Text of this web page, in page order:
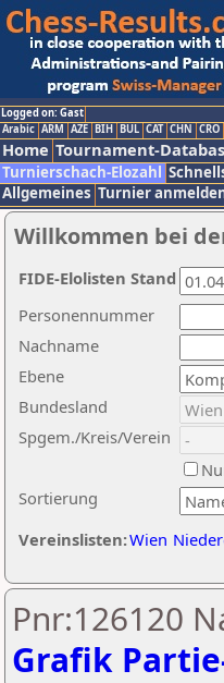
Logged on: Gast
Arabic ARM AZE BIH BUL CAT CHN CRO
Home Tournament-
Turnierschach-Elozahl
Allgemeines Turnier
Willkommen bei
Nachname
Ebene
Sortierung
Personennummer
Bundesland
Spgem./Kreis/Verein
Vereinslisten:Wien
FIDE-Elolisten Stand
Pnr:126120
Grafik